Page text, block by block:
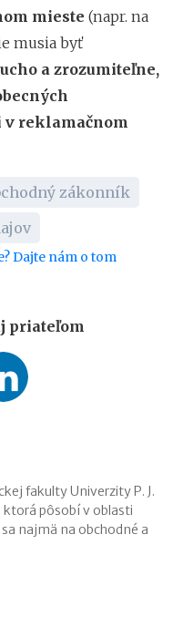
mieste (napr. na
musia byť
a zrozumiteľne,
v reklamačnom
zákonník
Dajte nám o tom
priateľom
fakulty Univerzity P. J.
ktorá pôsobí v oblasti
najmä na obchodné a